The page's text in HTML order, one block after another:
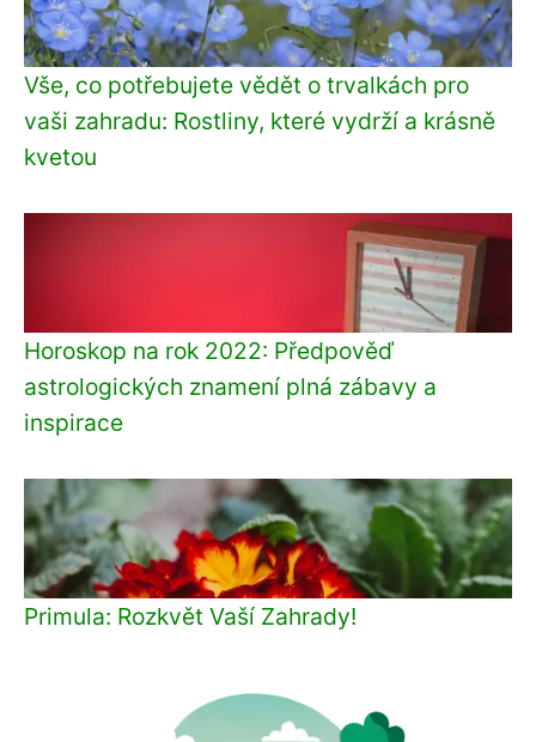
Vše, co potřebujete vědět o trvalkách pro
vaši zahradu: Rostliny, které vydrží a krásně
kvetou
Horoskop na rok 2022: Předpověď
astrologických znamení plná zábavy a
inspirace
Primula: Rozkvět Vaší Zahrady!